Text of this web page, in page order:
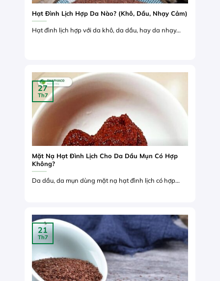
Hạt Đình Lịch Hợp Da Nào? (Khô, Dầu, Nhạy Cảm)
Hạt đình lịch hợp với da khô, da dầu, hay da nhạy...
Mặt Nạ Hạt Đình Lịch Cho Da Dầu Mụn Có Hợp
Không?
Da dầu, da mụn dùng mặt nạ hạt đình lịch có hợp...
27
Th7
21
Th7